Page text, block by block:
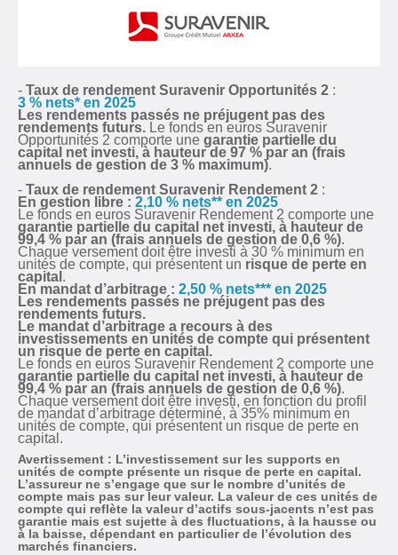
- Taux de rendement Suravenir Opportunités 2 :
3 % nets* en 2025
Les rendements passés ne préjugent pas des
rendements futurs. Le fonds en euros Suravenir
Opportunités 2 comporte une garantie partielle du
capital net investi, à hauteur de 97 % par an (frais
annuels de gestion de 3 % maximum).
- Taux de rendement Suravenir Rendement 2 :
En gestion libre : 2,10 % nets** en 2025
Le fonds en euros Suravenir Rendement 2 comporte une
garantie partielle du capital net investi, à hauteur de
99,4 % par an (frais annuels de gestion de 0,6 %).
Chaque versement doit être investi à 30 % minimum en
unités de compte, qui présentent un risque de perte en
capital .
En mandat d’arbitrage : 2,50 % nets*** en 2025
Les rendements passés ne préjugent pas des
rendements futurs.
Le mandat d’arbitrage a recours à des
investissements en unités de compte qui présentent
un risque de perte en capital.
Le fonds en euros Suravenir Rendement 2 comporte une
garantie partielle du capital net investi, à hauteur de
99,4 % par an (frais annuels de gestion de 0,6 %).
Chaque versement doit être investi, en fonction du profil
de mandat d’arbitrage déterminé, à 35% minimum en
unités de compte, qui présentent un risque de perte en
capital.
Avertissement : L’investissement sur les supports en
unités de compte présente un risque de perte en capital.
L’assureur ne s’engage que sur le nombre d’unités de
compte mais pas sur leur valeur. La valeur de ces unités de
compte qui reflète la valeur d’actifs sous-jacents n’est pas
garantie mais est sujette à des fluctuations, à la hausse ou
à la baisse, dépendant en particulier de l’évolution des
marchés financiers.